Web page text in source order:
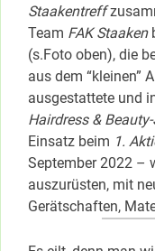
Staakentreff
Team FAK Staaken
(s.Foto oben), die
aus dem “kleinen”
ausgestattete und
Hairdress &
Einsatz beim 1.
September 2022 –
auszurüsten, mit
Gerätschaften,